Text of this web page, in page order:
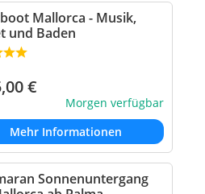
Mallorca - Musik,
und Baden
€
Morgen verfügbar
Mehr Informationen
Sonnenuntergang